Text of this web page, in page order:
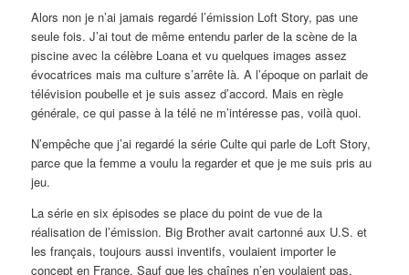
Alors non je n’ai jamais regardé l’émission Loft Story, pas une
seule fois. J’ai tout de même entendu parler de la scène de la
piscine avec la célèbre Loana et vu quelques images assez
évocatrices mais ma culture s’arrête là. A l’époque on parlait de
télévision poubelle et je suis assez d’accord. Mais en règle
générale, ce qui passe à la télé ne m’intéresse pas, voilà quoi.
N’empêche que j’ai regardé la série Culte qui parle de Loft Story,
parce que la femme a voulu la regarder et que je me suis pris au
jeu.
La série en six épisodes se place du point de vue de la
réalisation de l’émission. Big Brother avait cartonné aux U.S. et
les français, toujours aussi inventifs, voulaient importer le
concept en France. Sauf que les chaînes n’en voulaient pas,